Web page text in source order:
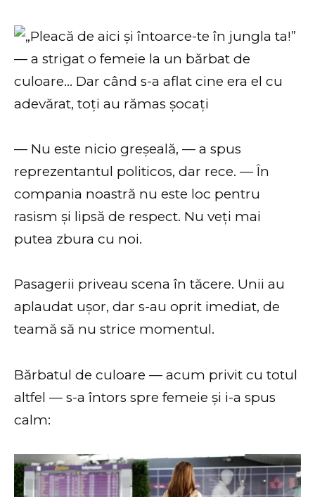
— Nu este nicio greșeală, — a spus
reprezentantul politicos, dar rece. — În
compania noastră nu este loc pentru
rasism și lipsă de respect. Nu veți mai
putea zbura cu noi.
Pasagerii priveau scena în tăcere. Unii au
aplaudat ușor, dar s-au oprit imediat, de
teamă să nu strice momentul.
Bărbatul de culoare — acum privit cu totul
altfel — s-a întors spre femeie și i-a spus
calm: